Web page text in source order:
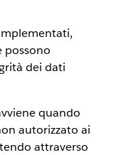
possono
dei dati
quando
autorizzato ai
attraverso